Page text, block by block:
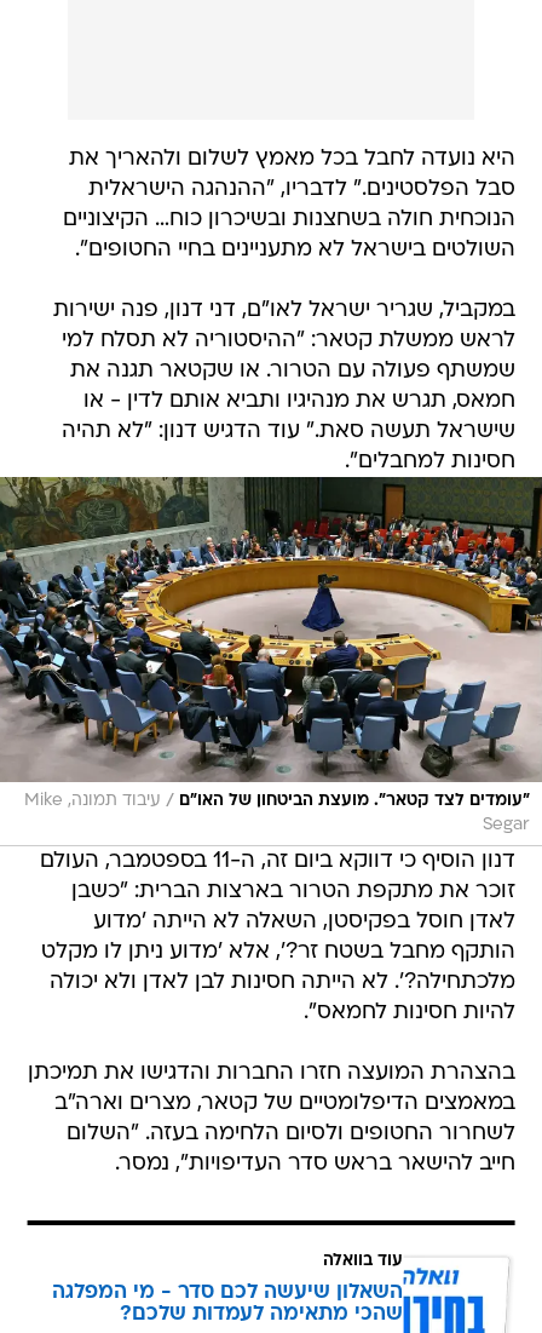
היא נועדה לחבל בכל מאמץ לשלום ולהאריך את
סבל הפלסטינים." לדבריו, "ההנהגה הישראלית
הנוכחית חולה בשחצנות ובשיכרון כוח… הקיצוניים
השולטים בישראל לא מתעניינים בחיי החטופים".
במקביל, שגריר ישראל לאו"ם, דני דנון, פנה ישירות
לראש ממשלת קטאר: "ההיסטוריה לא תסלח למי
שמשתף פעולה עם הטרור. או שקטאר תגנה את
חמאס, תגרש את מנהיגיו ותביא אותם לדין - או
שישראל תעשה סאת." עוד הדגיש דנון: "לא תהיה
חסינות למחבלים".
"עומדים לצד קטאר". מועצת הביטחון של האו"ם /
עיבוד תמונה, Mike
Segar
דנון הוסיף כי דווקא ביום זה, ה-11 בספטמבר, העולם
זוכר את מתקפת הטרור בארצות הברית: "כשבן
לאדן חוסל בפקיסטן, השאלה לא הייתה 'מדוע
הותקף מחבל בשטח זר?', אלא 'מדוע ניתן לו מקלט
מלכתחילה?'. לא הייתה חסינות לבן לאדן ולא יכולה
להיות חסינות לחמאס".
בהצהרת המועצה חזרו החברות והדגישו את תמיכתן
במאמצים הדיפלומטיים של קטאר, מצרים וארה"ב
לשחרור החטופים ולסיום הלחימה בעזה. "השלום
חייב להישאר בראש סדר העדיפויות", נמסר.
עוד בוואלה
השאלון שיעשה לכם סדר - מי המפלגה
שהכי מתאימה לעמדות שלכם?